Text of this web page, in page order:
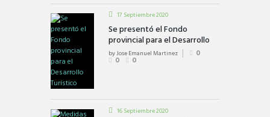
17 Septiembre 2020
Se presentó el Fondo
provincial para el Desarrollo
Turístico
byJose Emanuel Martinez
0
0
0
16 Septiembre 2020